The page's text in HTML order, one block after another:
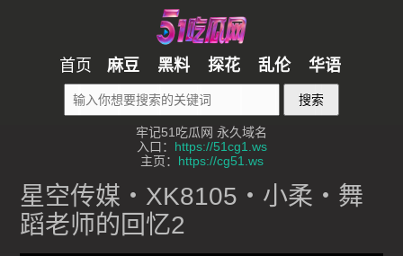
首页 麻豆 黑料 探花 乱伦 华语
搜索
牢记51吃瓜网 永久域名
入口： https://51cg1.ws
主页： https://cg51.ws
星空传媒・XK8105・小柔・舞
蹈老师的回忆2